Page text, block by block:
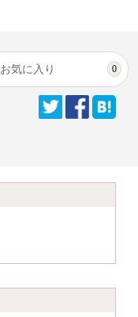
お気に入り 0